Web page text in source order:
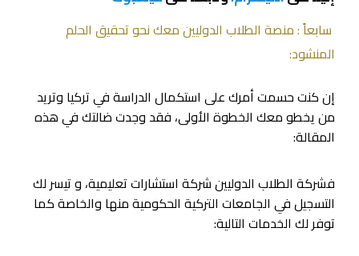
سابعاً : منصة الطلاب الدوليين معك نحو تحقيق الحلم
المنشود:
إن كنت حسمت أمرك على استكمال الدراسة في تركيا وتريد
من يخطو معك الخطوة الأولى، فقد وجدت ضالتك في هذه
المقالة:
فشركة الطلاب الدوليين شركة استشارات تعليمية، و تيسر لك
التسجيل في الجامعات التركية الحكومية منها والخاصة كما
توفر لك الخدمات التالية: